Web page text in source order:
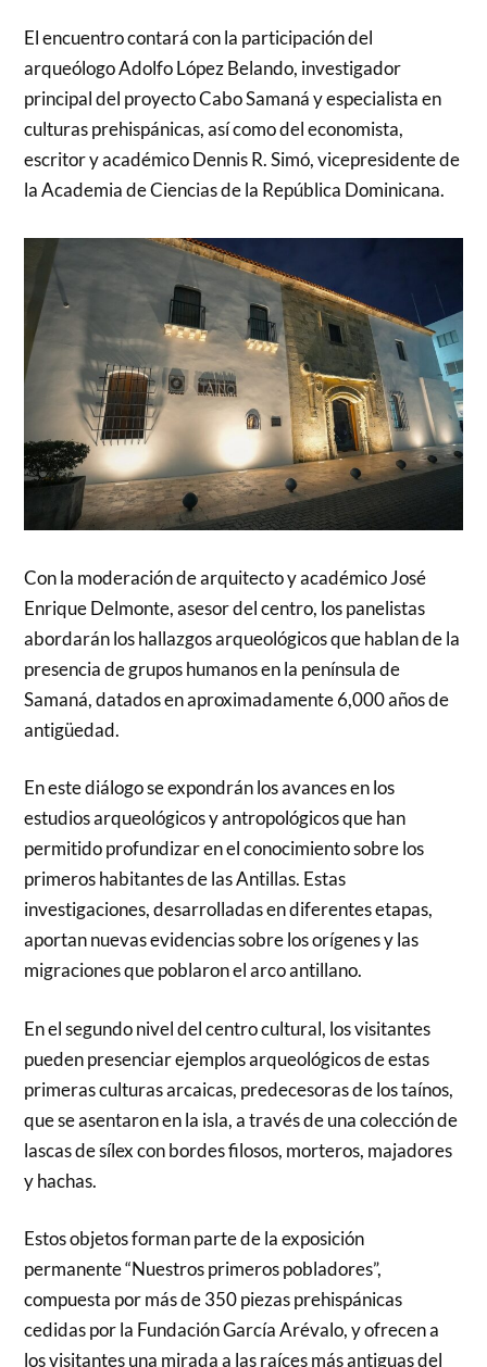
El encuentro contará con la participación del
arqueólogo Adolfo López Belando, investigador
principal del proyecto Cabo Samaná y especialista en
culturas prehispánicas, así como del economista,
escritor y académico Dennis R. Simó, vicepresidente de
la Academia de Ciencias de la República Dominicana.
Con la moderación de arquitecto y académico José
Enrique Delmonte, asesor del centro, los panelistas
abordarán los hallazgos arqueológicos que hablan de la
presencia de grupos humanos en la península de
Samaná, datados en aproximadamente 6,000 años de
antigüedad.
En este diálogo se expondrán los avances en los
estudios arqueológicos y antropológicos que han
permitido profundizar en el conocimiento sobre los
primeros habitantes de las Antillas. Estas
investigaciones, desarrolladas en diferentes etapas,
aportan nuevas evidencias sobre los orígenes y las
migraciones que poblaron el arco antillano.
En el segundo nivel del centro cultural, los visitantes
pueden presenciar ejemplos arqueológicos de estas
primeras culturas arcaicas, predecesoras de los taínos,
que se asentaron en la isla, a través de una colección de
lascas de sílex con bordes filosos, morteros, majadores
y hachas.
Estos objetos forman parte de la exposición
permanente “Nuestros primeros pobladores”,
compuesta por más de 350 piezas prehispánicas
cedidas por la Fundación García Arévalo, y ofrecen a
los visitantes una mirada a las raíces más antiguas del